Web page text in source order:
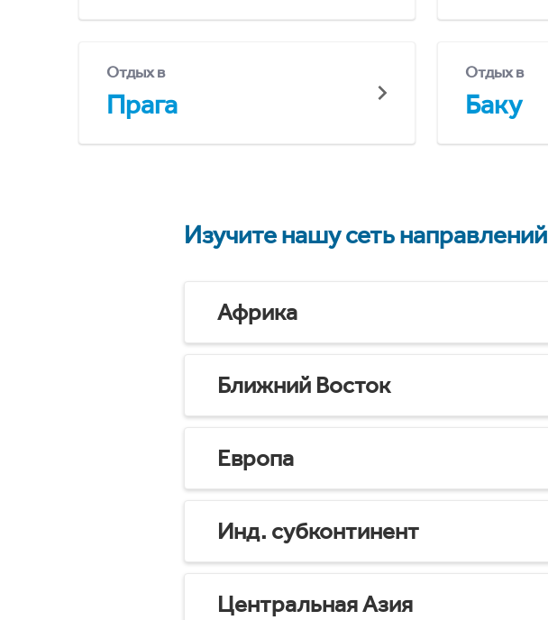
Отдых в
Прага
Отдых в
Баку
Изучите нашу сеть направлений
Африка
Ближний Восток
Европа
Инд. субконтинент
Центральная Азия